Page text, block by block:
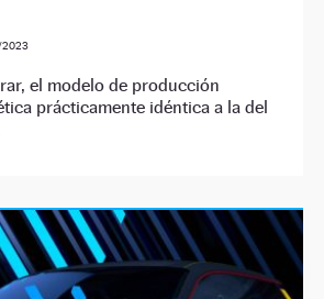
2023
el modelo de producción
prácticamente idéntica a la del